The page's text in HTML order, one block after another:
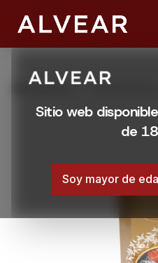
Sitio web
de
Soy mayor de
Productos
BOMBONERA